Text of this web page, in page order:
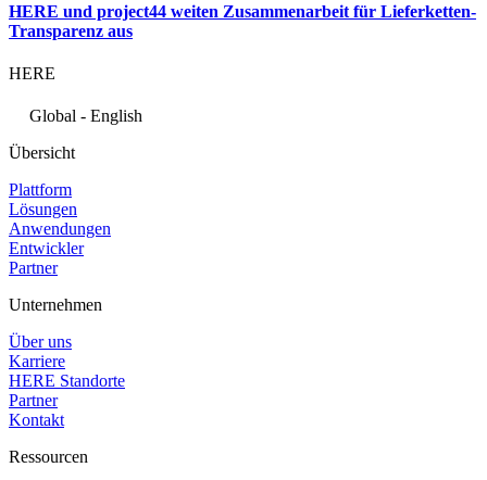
HERE und project44 weiten Zusammenarbeit für Lieferketten-
Transparenz aus
HERE
Global - English
Übersicht
Plattform
Lösungen
Anwendungen
Entwickler
Partner
Unternehmen
Über uns
Karriere
HERE Standorte
Partner
Kontakt
Ressourcen